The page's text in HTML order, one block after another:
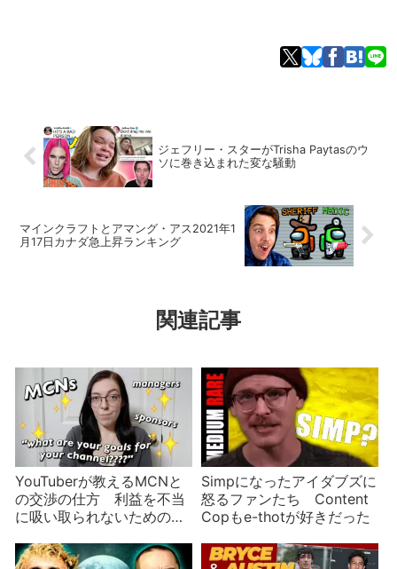
ジェフリー・スターがTrisha Paytasのウ
ソに巻き込まれた変な騒動
マインクラフトとアマング・アス2021年1
月17日カナダ急上昇ランキング
関連記事
YouTuberが教えるMCNと
の交渉の仕方 利益を不当
に吸い取られないための三
Simpになったアイダブズに
怒るファンたち Content
Copもe-thotが好きだった